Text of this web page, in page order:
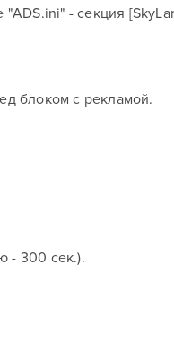
- секция
блоком с рекламой.
- 300 сек.).